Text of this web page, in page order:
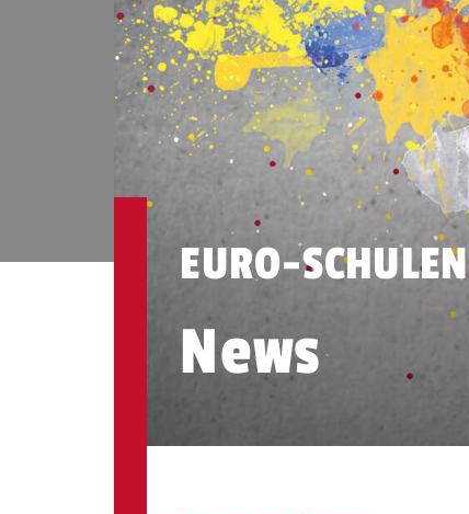
EURO-SCHULEN
News